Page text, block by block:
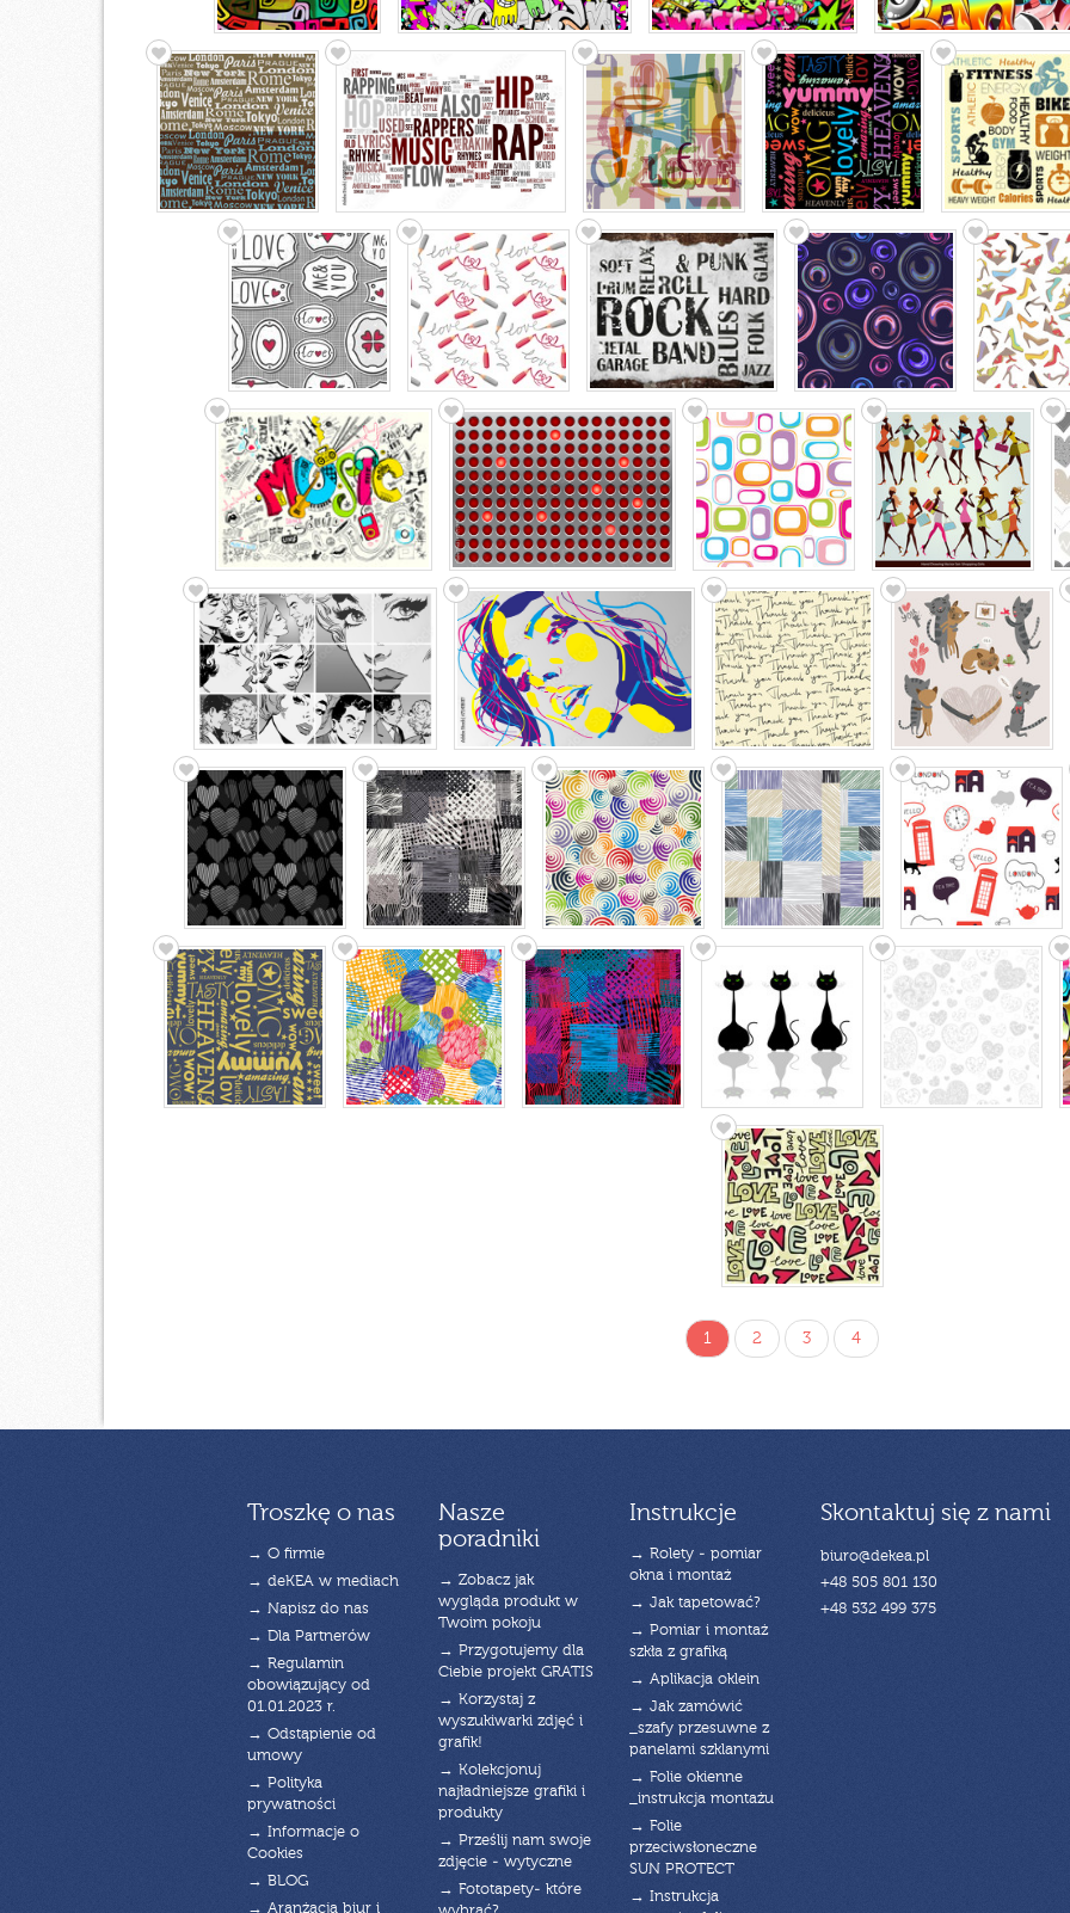
1 2 3 4
Troszkę o nas
→ O firmie
→ deKEA w mediach
→ Napisz do nas
→ Dla Partnerów
→ Regulamin
obowiązujący od
01.01.2023 r.
→ Odstąpienie od
umowy
→ Polityka
prywatności
→ Informacje o
Cookies
→ BLOG
→ Aranżacja biur i
Nasze
poradniki
→ Zobacz jak
wygląda produkt w
Twoim pokoju
→ Przygotujemy dla
Ciebie projekt GRATIS
→ Korzystaj z
wyszukiwarki zdjęć i
grafik!
→ Kolekcjonuj
najładniejsze grafiki i
produkty
→ Prześlij nam swoje
zdjęcie - wytyczne
→ Fototapety- które
Instrukcje
→ Rolety - pomiar
okna i montaż
→ Jak tapetować?
→ Pomiar i montaż
szkła z grafiką
→ Aplikacja oklein
→ Jak zamówić
_szafy przesuwne z
panelami szklanymi
→ Folie okienne
_instrukcja montażu
→ Folie
przeciwsłoneczne
SUN PROTECT
→ Instrukcja
Skontaktuj się z nami
biuro@dekea.pl
+48 505 801 130
+48 532 499 375